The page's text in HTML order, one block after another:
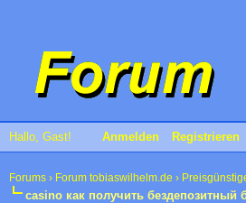
Hallo, Gast! Anmelden Registrieren
Forums › Forum tobiaswilhelm.de ›
casino как получить бездепозитный